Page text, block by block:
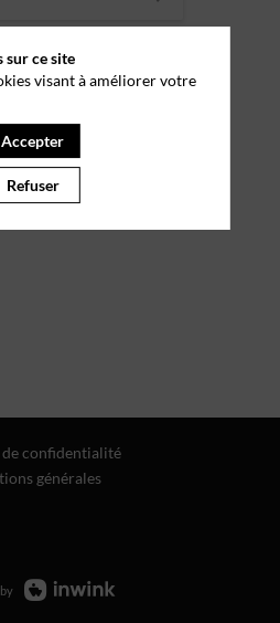
confidentialité
générales
sur ce site
visant à améliorer votre
Accepter
Refuser